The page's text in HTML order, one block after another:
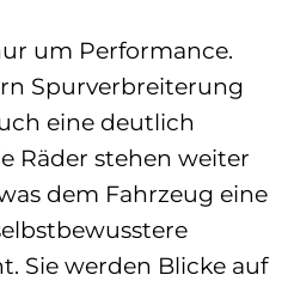
um Performance.
Spurverbreiterung
eine deutlich
Räder stehen weiter
dem Fahrzeug eine
Sie werden Blicke auf